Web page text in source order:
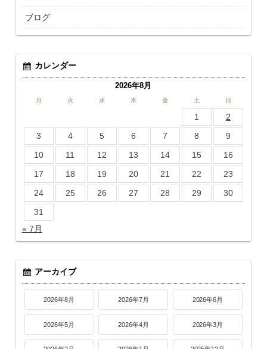
ブログ
カレンダー
2026年8月
月 火 水 木 金 土 日
1
2
3
4 5 6 7 8
9
10
11 12 13 14 15
16
17
18 19 20 21 22
23
24
25 26 27 28 29
30
31
« 7月
アーカイブ
2026年8月 2026年7月 2026年6月
2026年5月 2026年4月 2026年3月